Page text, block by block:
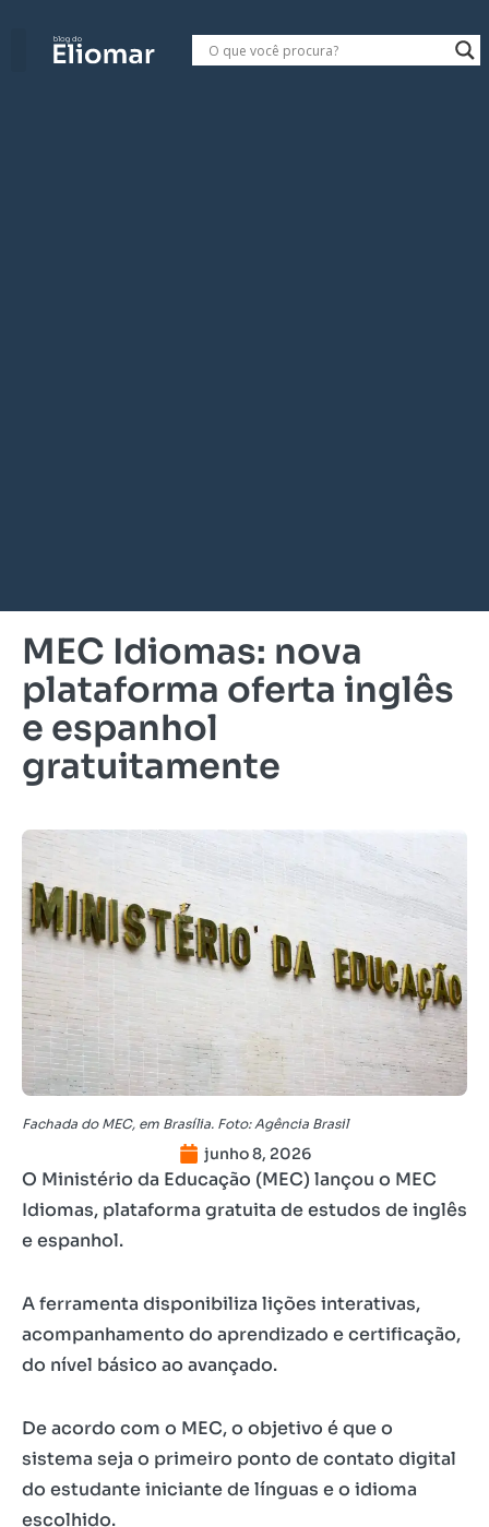
MEC Idiomas: nova
plataforma oferta inglês
e espanhol
gratuitamente
Fachada do MEC, em Brasília. Foto: Agência Brasil
junho 8, 2026
O Ministério da Educação (MEC) lançou o MEC
Idiomas, plataforma gratuita de estudos de inglês
e espanhol.
A ferramenta disponibiliza lições interativas,
acompanhamento do aprendizado e certificação,
do nível básico ao avançado.
De acordo com o MEC, o objetivo é que o
sistema seja o primeiro ponto de contato digital
do estudante iniciante de línguas e o idioma
escolhido.